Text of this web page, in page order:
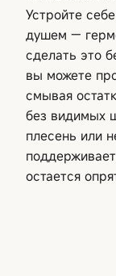
Устройте
душем —
сделать это
вы можете
смывая
без видимых
плесень или
остается